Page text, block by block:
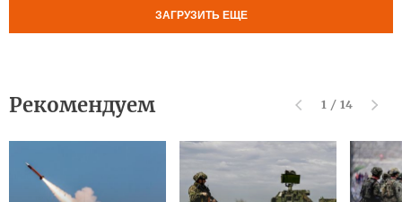
ЗАГРУЗИТЬ ЕЩЕ
Рекомендуем 1 / 14